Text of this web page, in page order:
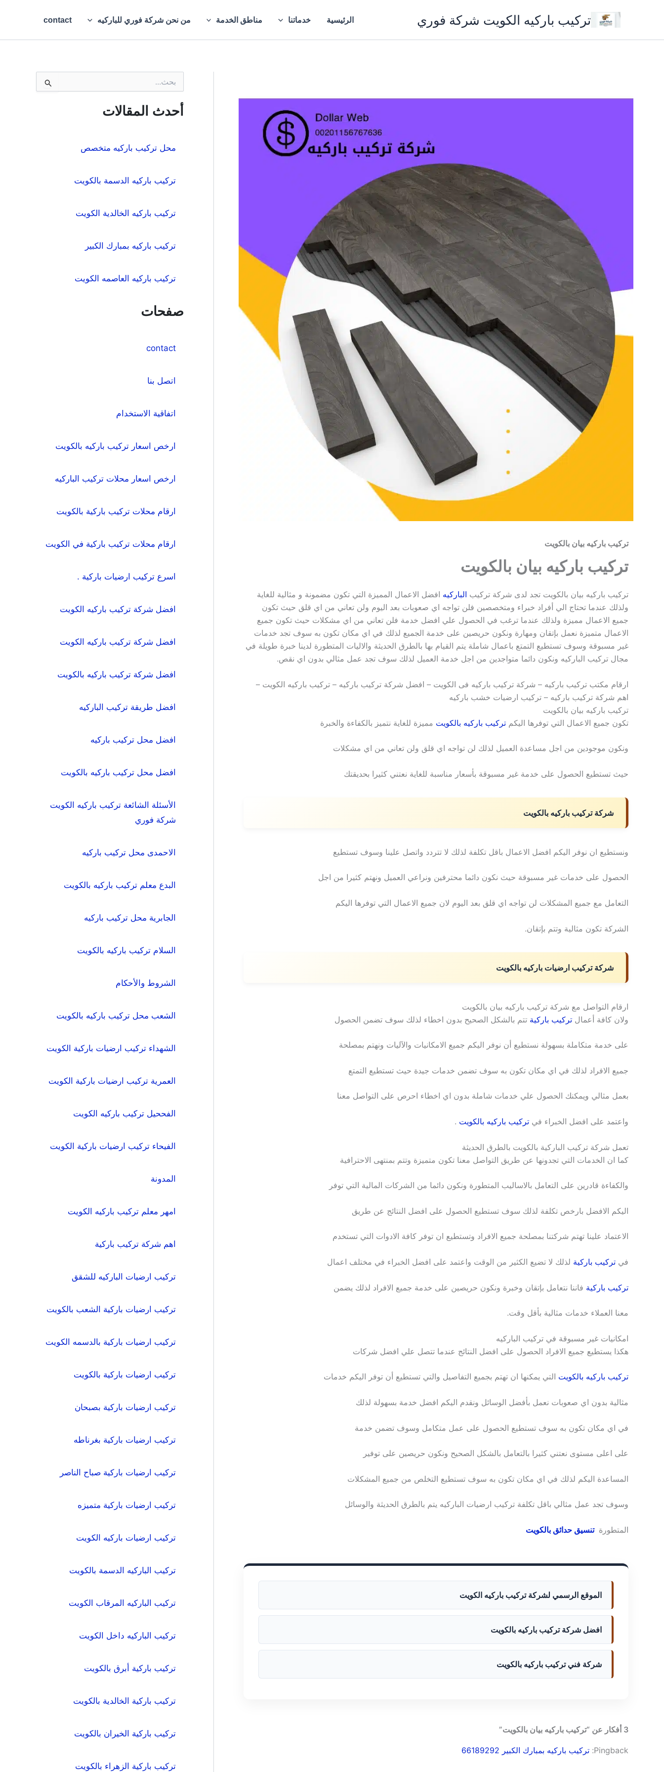
تركيب باركيه الكويت شركة فوري الرئيسية خدماتنا مناطق الخدمة من نحن شركة فوري للباركيه contact
تركيب باركيه بيان بالكويت
تركيب باركيه بيان بالكويت
تركيب باركيه بيان بالكويت تجد لدى شركة تركيب الباركيه افضل الاعمال المميزة التي تكون مضمونة و مثالية للغاية
ولذلك عندما تحتاج الي أفراد خبراء ومتخصصين فلن تواجه اي صعوبات بعد اليوم ولن تعاني من اي قلق حيث تكون
جميع الاعمال مميزة ولذلك عندما ترغب في الحصول علي افضل خدمة فلن تعاني من اي مشكلات حيث تكون جميع
الاعمال متميزة نعمل بإتقان ومهارة ونكون حريصين على خدمة الجميع لذلك في اي مكان تكون به سوف تجد خدمات
غير مسبوقة وسوف تستطيع التمتع باعمال شاملة يتم القيام بها بالطرق الحديثة والاليات المتطورة لدينا خبرة طويلة في
مجال تركيب الباركيه ونكون دائما متواجدين من اجل خدمة العميل لذلك سوف تجد عمل مثالي بدون اي نقص.
ارقام مكتب تركيب باركيه – شركة تركيب باركيه فى الكويت – افضل شركة تركيب باركيه – تركيب باركيه الكويت –
اهم شركة تركيب باركيه – تركيب ارضيات خشب باركيه
تركيب باركيه بيان بالكويت
تكون جميع الاعمال التي توفرها اليكم تركيب باركيه بالكويت مميزة للغاية نتميز بالكفاءة والخبرة
ونكون موجودين من اجل مساعدة العميل لذلك لن تواجه اي قلق ولن تعاني من اي مشكلات
حيث تستطيع الحصول على خدمة غير مسبوقة بأسعار مناسبة للغاية نعتني كثيرا بحديقتك
شركة تركيب باركيه بالكويت
ونستطيع ان نوفر اليكم افضل الاعمال باقل تكلفة لذلك لا تتردد واتصل علينا وسوف تستطيع
الحصول على خدمات غير مسبوقة حيث نكون دائما محترفين ونراعي العميل ونهتم كثيرا من اجل
التعامل مع جميع المشكلات لن تواجه اي قلق بعد اليوم لان جميع الاعمال التي توفرها اليكم
الشركة تكون مثالية وتتم بإتقان.
شركة تركيب ارضيات باركيه بالكويت
ارقام التواصل مع شركة تركيب باركيه بيان بالكويت
ولان كافة أعمال تركيب باركية تتم بالشكل الصحيح بدون اخطاء لذلك سوف تضمن الحصول
على خدمة متكاملة بسهولة نستطيع أن نوفر اليكم جميع الامكانيات والآليات ونهتم بمصلحة
جميع الافراد لذلك في اي مكان تكون به سوف تضمن خدمات جيدة حيث تستطيع التمتع
بعمل مثالي ويمكنك الحصول علي خدمات شاملة بدون اي اخطاء احرص على التواصل معنا
واعتمد على افضل الخبراء في تركيب باركيه بالكويت .
تعمل شركة تركيب الباركية بالكويت بالطرق الحديثة
كما ان الخدمات التي تجدونها عن طريق التواصل معنا تكون متميزة وتتم بمنتهى الاحترافية
والكفاءة قادرين على التعامل بالاساليب المتطورة ونكون دائما من الشركات المالية التي توفر
اليكم الافضل بارخص تكلفة لذلك سوف تستطيع الحصول على افضل النتائج عن طريق
الاعتماد علينا تهتم شركتنا بمصلحة جميع الافراد وتستطيع ان توفر كافة الادوات التي تستخدم
في تركيب باركية لذلك لا تضيع الكثير من الوقت واعتمد على افضل الخبراء في مختلف اعمال
تركيب باركية فاننا نتعامل بإتقان وخبرة ونكون حريصين على خدمة جميع الافراد لذلك يضمن
معنا العملاء خدمات مثالية بأقل وقت.
امكانيات غير مسبوقة في تركيب الباركيه
هكذا يستطيع جميع الافراد الحصول على افضل النتائج عندما تتصل علي افضل شركات
تركيب باركيه بالكويت التي يمكنها ان تهتم بجميع التفاصيل والتي تستطيع أن توفر اليكم خدمات
مثالية بدون اي صعوبات نعمل بأفضل الوسائل ونقدم اليكم افضل خدمة بسهولة لذلك
في اي مكان تكون به سوف تستطيع الحصول على عمل متكامل وسوف تضمن خدمة
على اعلى مستوى نعتني كثيرا بالتعامل بالشكل الصحيح ونكون حريصين على توفير
المساعدة اليكم لذلك في اي مكان تكون به سوف تستطيع التخلص من جميع المشكلات
وسوف تجد عمل مثالي باقل تكلفة تركيب ارضيات الباركيه يتم بالطرق الحديثة والوسائل
المتطورة تنسيق حدائق بالكويت
الموقع الرسمي لشركة تركيب باركيه الكويت
افضل شركة تركيب باركيه بالكويت
شركة فني تركيب باركيه بالكويت
3 أفكار عن “تركيب باركيه بيان بالكويت”
Pingback: تركيب باركيه بمبارك الكبير 66189292
ح
ث
أحدث المقالات
محل تركيب باركيه متخصص
تركيب باركيه الدسمة بالكويت
تركيب باركيه الخالدية الكويت
تركيب باركيه بمبارك الكبير
تركيب باركيه العاصمه الكويت
صفحات
contact
اتصل بنا
اتفاقية الاستخدام
ارخص اسعار تركيب باركيه بالكويت
ارخص اسعار محلات تركيب الباركيه
ارقام محلات تركيب باركية بالكويت
ارقام محلات تركيب باركية في الكويت
اسرع تركيب ارضيات باركية .
افضل شركة تركيب باركيه الكويت
افضل شركة تركيب باركيه الكويت
افضل شركة تركيب باركيه بالكويت
افضل طريقة تركيب الباركيه
افضل محل تركيب باركيه
افضل محل تركيب باركيه بالكويت
الأسئلة الشائعة تركيب باركيه الكويت
شركة فوري
الاحمدى محل تركيب باركيه
البدع معلم تركيب باركيه بالكويت
الجابرية محل تركيب باركيه
السلام تركيب باركيه بالكويت
الشروط والأحكام
الشعب محل تركيب باركيه بالكويت
الشهداء تركيب ارضيات باركية الكويت
العمرية تركيب ارضيات باركية الكويت
الفححيل تركيب باركيه الكويت
الفيحاء تركيب ارضيات باركية الكويت
المدونة
امهر معلم تركيب باركيه الكويت
اهم شركة تركيب باركية
تركيب ارضيات الباركيه للشقق
تركيب ارضيات باركية الشعب بالكويت
تركيب ارضيات باركية بالدسمه الكويت
تركيب ارضيات باركية بالكويت
تركيب ارضيات باركية بصبحان
تركيب ارضيات باركية بغرناطه
تركيب ارضيات باركية صباح الناصر
تركيب ارضيات باركية متميزه
تركيب ارضيات باركيه الكويت
تركيب الباركيه الدسمة بالكويت
تركيب الباركيه المرقاب الكويت
تركيب الباركيه داخل الكويت
تركيب باركية أبرق بالكويت
تركيب باركية الخالدية بالكويت
تركيب باركية الخيران بالكويت
تركيب باركية الزهراء بالكويت